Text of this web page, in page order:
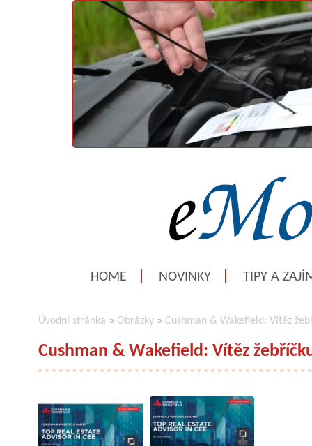
HOME NOVINKY TIPY A
Úvodní stránka » Obrázky » Cushman & Wakefield: Vítěz
Cushman & Wakefield: Vítěz